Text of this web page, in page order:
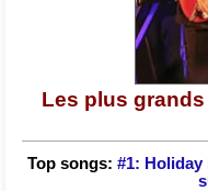
Les plus
Top songs: #1: Holiday